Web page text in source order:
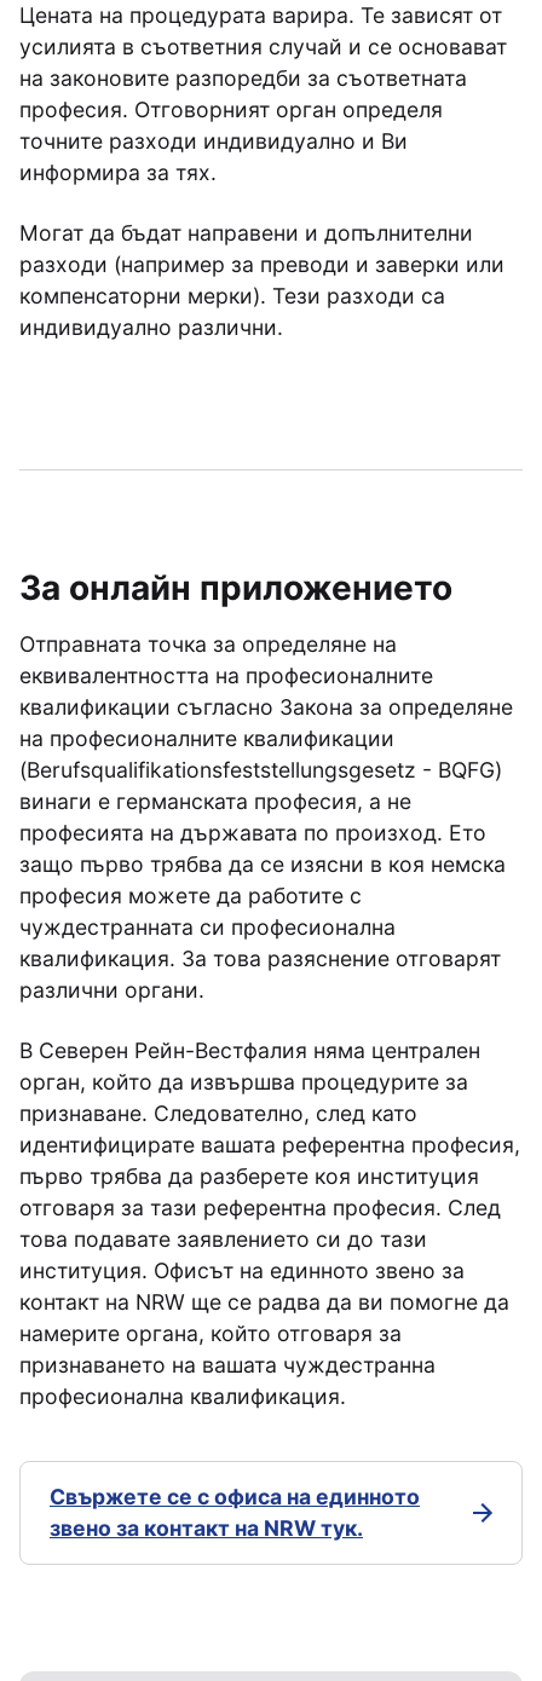
Цената на процедурата варира. Те зависят от
усилията в съответния случай и се основават
на законовите разпоредби за съответната
професия. Отговорният орган определя
точните разходи индивидуално и Ви
информира за тях.
Могат да бъдат направени и допълнителни
разходи (например за преводи и заверки или
компенсаторни мерки). Тези разходи са
индивидуално различни.
За онлайн приложението
Отправната точка за определяне на
еквивалентността на професионалните
квалификации съгласно Закона за определяне
на професионалните квалификации
(Berufsqualifikationsfeststellungsgesetz - BQFG)
винаги е германската професия, а не
професията на държавата по произход. Ето
защо първо трябва да се изясни в коя немска
професия можете да работите с
чуждестранната си професионална
квалификация. За това разяснение отговарят
различни органи.
В Северен Рейн-Вестфалия няма централен
орган, който да извършва процедурите за
признаване. Следователно, след като
идентифицирате вашата референтна професия,
първо трябва да разберете коя институция
отговаря за тази референтна професия. След
това подавате заявлението си до тази
институция. Офисът на единното звено за
контакт на NRW ще се радва да ви помогне да
намерите органа, който отговаря за
признаването на вашата чуждестранна
професионална квалификация.
Свържете се с офиса на единното
звено за контакт на NRW тук.